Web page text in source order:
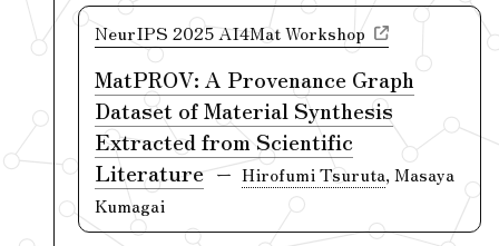
NeurIPS 2025 AI4Mat Workshop
MatPROV: A Provenance Graph
Dataset of Material Synthesis
Extracted from Scientific
Literature
Hirofumi Tsuruta, Masaya
Kumagai